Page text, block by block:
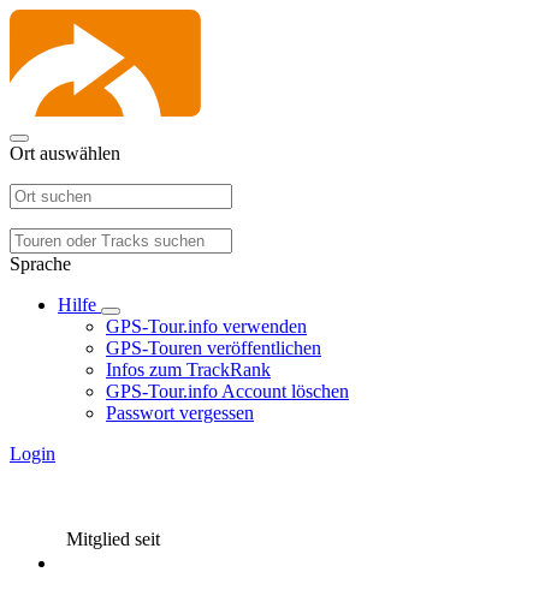
Ort auswählen
Sprache
Hilfe
GPS-Tour.info verwenden
GPS-Touren veröffentlichen
Infos zum TrackRank
GPS-Tour.info Account löschen
Passwort vergessen
Login
Mitglied seit